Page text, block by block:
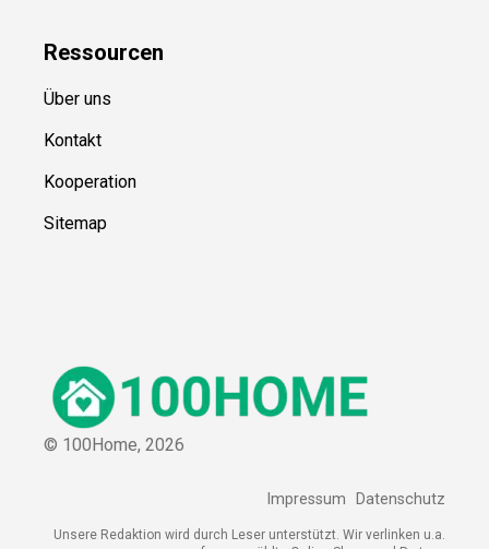
Ressourcen
Über uns
Kontakt
Kooperation
Sitemap
© 100Home, 2026
Impressum Datenschutz
Unsere Redaktion wird durch Leser unterstützt. Wir verlinken u.a.